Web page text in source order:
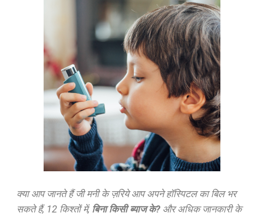
क्या आप जानते हैं जी मनी के ज़रिये आप अपने हॉस्पिटल का बिल भर
सकते हैं, 12 किश्तों में, बिना किसी ब्याज के? और अधिक जानकारी के